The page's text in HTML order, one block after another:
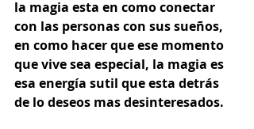
la magia esta en como conectar
con las personas con sus sueños,
en como hacer que ese momento
que vive sea especial, la magia es
esa energía sutil que esta detrás
de lo deseos mas desinteresados.